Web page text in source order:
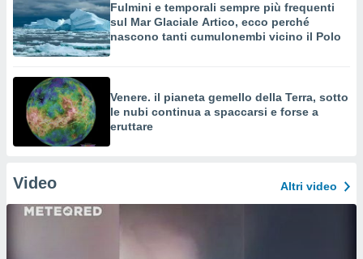
Fulmini e temporali sempre più frequenti
sul Mar Glaciale Artico, ecco perché
nascono tanti cumulonembi vicino il Polo
Venere. il pianeta gemello della Terra, sotto
le nubi continua a spaccarsi e forse a
eruttare
Video Altri video